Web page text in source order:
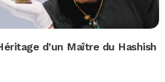
d’un Maître du Hashish